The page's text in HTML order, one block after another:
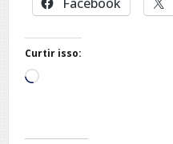
Curtir isso:
Carregando...